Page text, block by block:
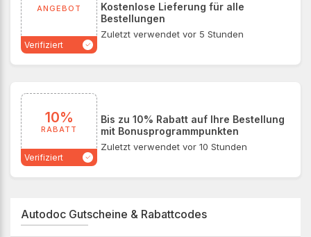
ANGEBOT
Verifiziert
Kostenlose Lieferung für alle
Bestellungen
Zuletzt verwendet vor 5 Stunden
10%
RABATT
Verifiziert
Bis zu 10% Rabatt auf Ihre Bestellung
mit Bonusprogrammpunkten
Zuletzt verwendet vor 10 Stunden
Autodoc Gutscheine & Rabattcodes